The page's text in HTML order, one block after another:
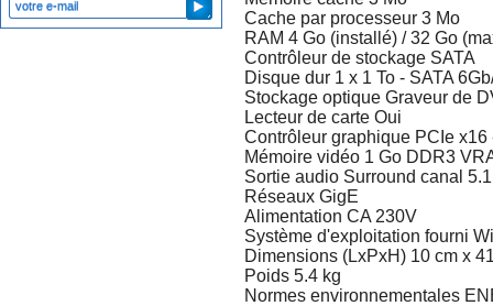
Cache par processeur 3 Mo
RAM 4 Go (installé) / 32 Go
Contrôleur de stockage SATA
Disque dur 1 x 1 To - SATA
Stockage optique Graveur de
Lecteur de carte Oui
Contrôleur graphique PCIe
Mémoire vidéo 1 Go DDR3
Sortie audio Surround canal 5.1
Réseaux GigE
Alimentation CA 230V
Système d'exploitation fourni
Dimensions (LxPxH) 10 cm x
Poids 5.4 kg
Normes environnementales